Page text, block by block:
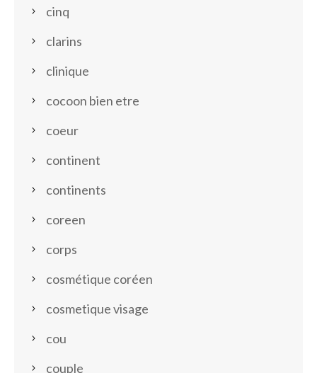
cinq
clarins
clinique
cocoon bien etre
coeur
continent
continents
coreen
corps
cosmétique coréen
cosmetique visage
cou
couple